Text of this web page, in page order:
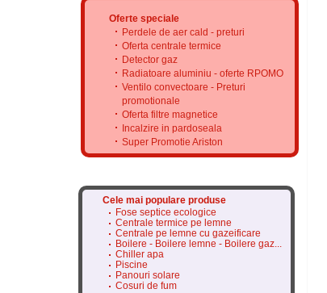
Oferte speciale
Perdele de aer cald - preturi
Oferta centrale termice
Detector gaz
Radiatoare aluminiu - oferte RPOMO
Ventilo convectoare - Preturi
promotionale
Oferta filtre magnetice
Incalzire in pardoseala
Super Promotie Ariston
Cele mai populare produse
Fose septice ecologice
Centrale termice pe lemne
Centrale pe lemne cu gazeificare
Boilere - Boilere lemne - Boilere gaz...
Chiller apa
Piscine
Panouri solare
Cosuri de fum